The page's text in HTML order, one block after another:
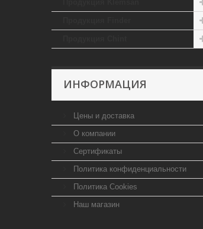
ИНФОРМАЦИЯ
Цены и доставка
О компании
Сертификаты
Политика конфиденциальности
Политика Cookies
Наш магазин